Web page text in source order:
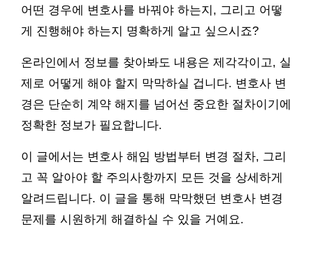
어떤 경우에 변호사를 바꿔야 하는지, 그리고 어떻
게 진행해야 하는지 명확하게 알고 싶으시죠?
온라인에서 정보를 찾아봐도 내용은 제각각이고, 실
제로 어떻게 해야 할지 막막하실 겁니다. 변호사 변
경은 단순히 계약 해지를 넘어선 중요한 절차이기에
정확한 정보가 필요합니다.
이 글에서는 변호사 해임 방법부터 변경 절차, 그리
고 꼭 알아야 할 주의사항까지 모든 것을 상세하게
알려드립니다. 이 글을 통해 막막했던 변호사 변경
문제를 시원하게 해결하실 수 있을 거예요.